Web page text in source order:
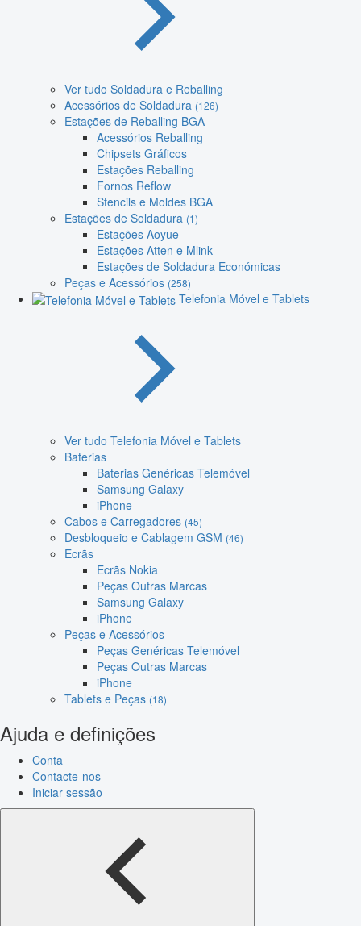
Ver tudo Soldadura e Reballing
Acessórios de Soldadura (126)
Estações de Reballing BGA
Acessórios Reballing
Chipsets Gráficos
Estações Reballing
Fornos Reflow
Stencils e Moldes BGA
Estações de Soldadura (1)
Estações Aoyue
Estações Atten e Mlink
Estações de Soldadura Económicas
Peças e Acessórios (258)
Telefonia Móvel e Tablets
Ver tudo Telefonia Móvel e Tablets
Baterias
Baterias Genéricas Telemóvel
Samsung Galaxy
iPhone
Cabos e Carregadores (45)
Desbloqueio e Cablagem GSM (46)
Ecrãs
Ecrãs Nokia
Peças Outras Marcas
Samsung Galaxy
iPhone
Peças e Acessórios
Peças Genéricas Telemóvel
Peças Outras Marcas
iPhone
Tablets e Peças (18)
Ajuda e definições
Conta
Contacte-nos
Iniciar sessão